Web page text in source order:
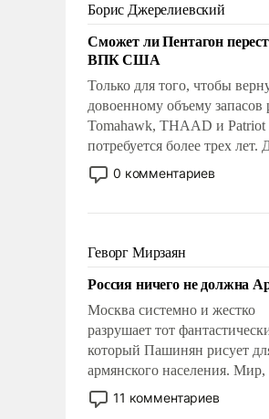
Борис Джерелиевский
Сможет ли Пентагон
ВПК США
Только для того, чтобы
довоенному объему запасов
Tomahawk, THAAD и
потребуется более трех лет.
небольшая война с Ираном
опустошила американские
уязвимости США,
Китаем.
0 комментариев
Геворг Мирзаян
Россия ничего не должна
Москва системно и жестко
разрушает тот
который Пашинян рисует
армянского населения. Мир,
этому населению все должны
просто по определению, где
11 комментариев